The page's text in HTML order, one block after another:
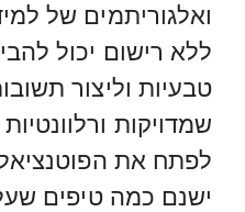
ללא רישום יכול
טבעיות וליצור
שמדויקות
לפתח את
ישנם כמה טיפים